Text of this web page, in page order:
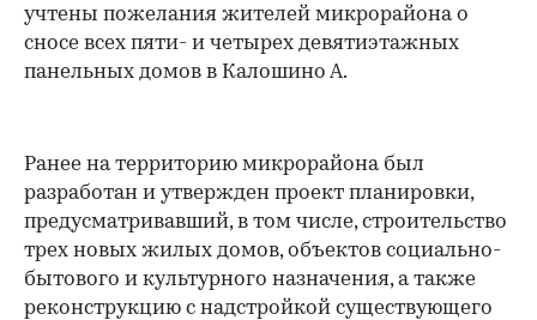
учтены пожелания жителей микрорайона о
сносе всех пяти- и четырех девятиэтажных
панельных домов в Калошино А.
Ранее на территорию микрорайона был
разработан и утвержден проект планировки,
предусматривавший, в том числе, строительство
трех новых жилых домов, объектов социально-
бытового и культурного назначения, а также
реконструкцию с надстройкой существующего